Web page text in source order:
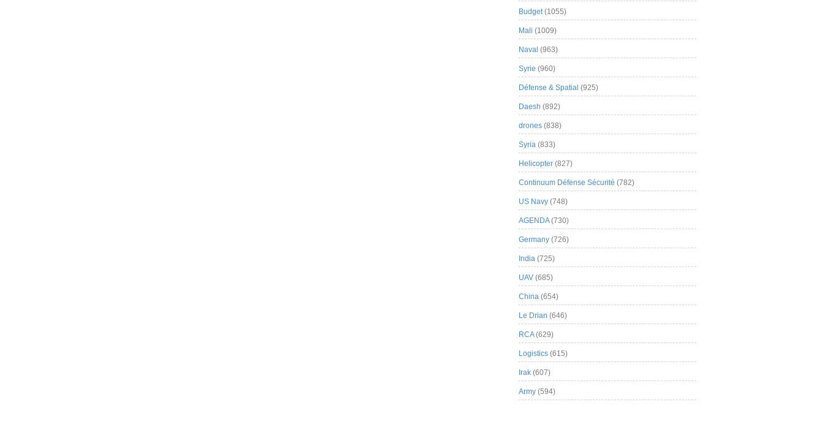
Budget(1055)
Mali (1009)
Naval (963)
Syrie (960)
Défense & Spatial (925)
Daesh (892)
drones (838)
Syria (833)
Helicopter (827)
Continuum Défense Sécurité (782)
US Navy (748)
AGENDA(730)
Germany (726)
India (725)
UAV (685)
China (654)
Le Drian (646)
RCA(629)
Logistics (615)
Irak (607)
Army (594)